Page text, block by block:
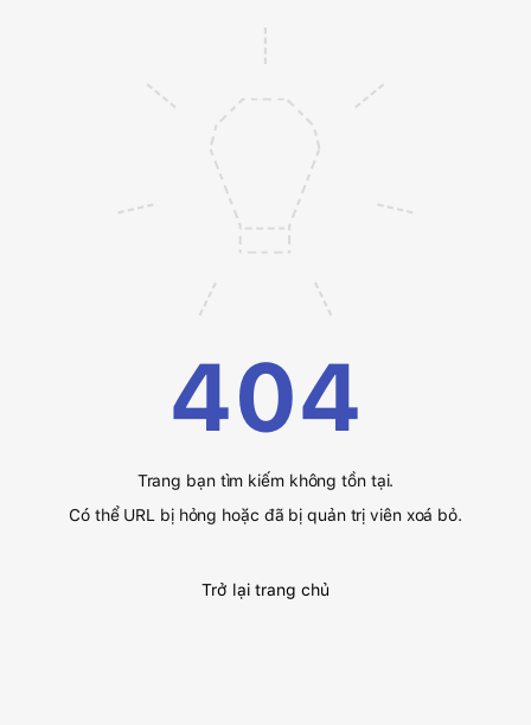
404
Trang bạn tìm kiếm không tồn tại.
Có thể URL bị hỏng hoặc đã bị quản trị viên xoá bỏ.
Trở lại trang chủ